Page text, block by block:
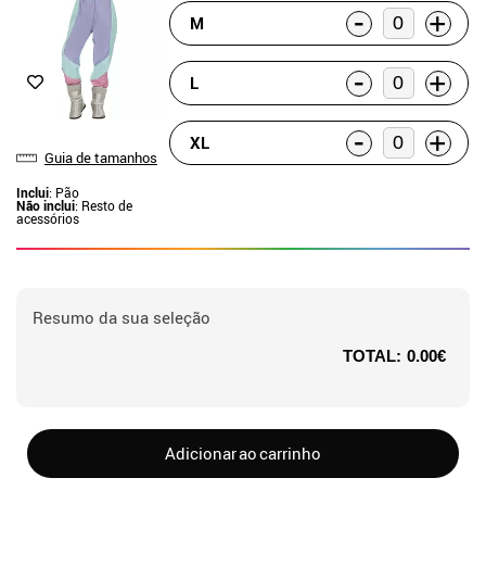
Guia de tamanhos
Inclui: Pão
Não inclui: Resto de
acessórios
M - +
L - +
XL - +
Resumo da sua seleção
TOTAL: 0.00€
Adicionar ao carrinho